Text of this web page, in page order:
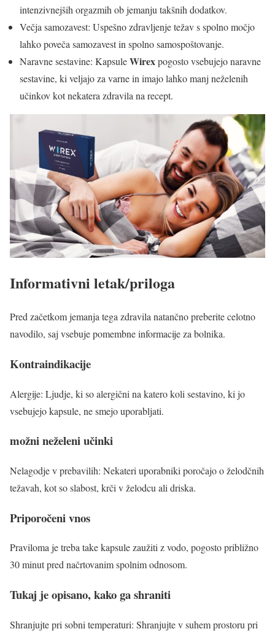
intenzivnejših orgazmih ob jemanju takšnih dodatkov.
Večja samozavest: Uspešno zdravljenje težav s spolno močjo
lahko poveča samozavest in spolno samospoštovanje.
Naravne sestavine: KapsuleWirexpogosto vsebujejo naravne
sestavine, ki veljajo za varne in imajo lahko manj neželenih
učinkov kot nekatera zdravila na recept.
Informativni letak/priloga
Pred začetkom jemanja tega zdravila natančno preberite celotno
navodilo, saj vsebuje pomembne informacije za bolnika.
Kontraindikacije
Alergije: Ljudje, ki so alergični na katero koli sestavino, ki jo
vsebujejo kapsule, ne smejo uporabljati.
možni neželeni učinki
Nelagodje v prebavilih: Nekateri uporabniki poročajo o želodčnih
težavah, kot so slabost, krči v želodcu ali driska.
Priporočeni vnos
Praviloma je treba take kapsule zaužiti z vodo, pogosto približno
30 minut pred načrtovanim spolnim odnosom.
Tukaj je opisano, kako ga shraniti
Shranjujte pri sobni temperaturi: Shranjujte v suhem prostoru pri